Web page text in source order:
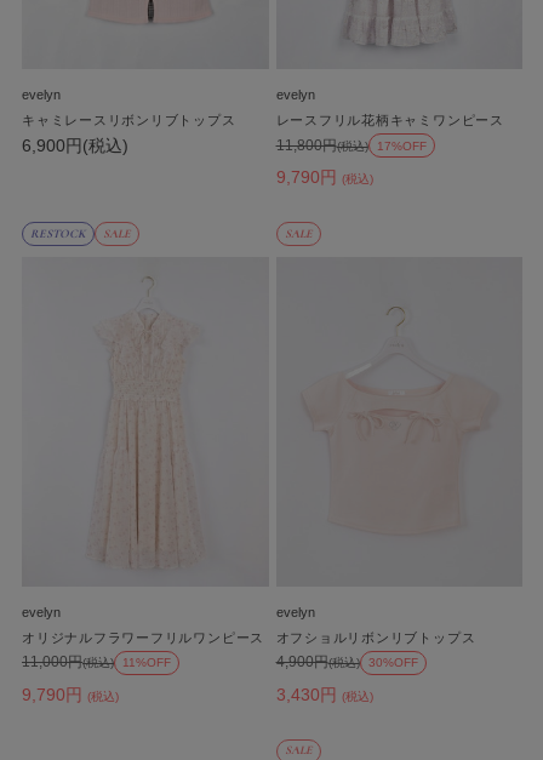
evelyn
キャミレースリボンリブトップス
6,900円(税込)
evelyn
レースフリル花柄キャミワンピース
9,790円 (税込)
11,800円(税込) 17%OFF
RESTOCK SALE
evelyn
オリジナルフラワーフリルワンピース
9,790円 (税込)
11,000円(税込) 11%OFF
SALE
evelyn
オフショルリボンリブトップス
3,430円 (税込)
4,900円(税込) 30%OFF
SALE